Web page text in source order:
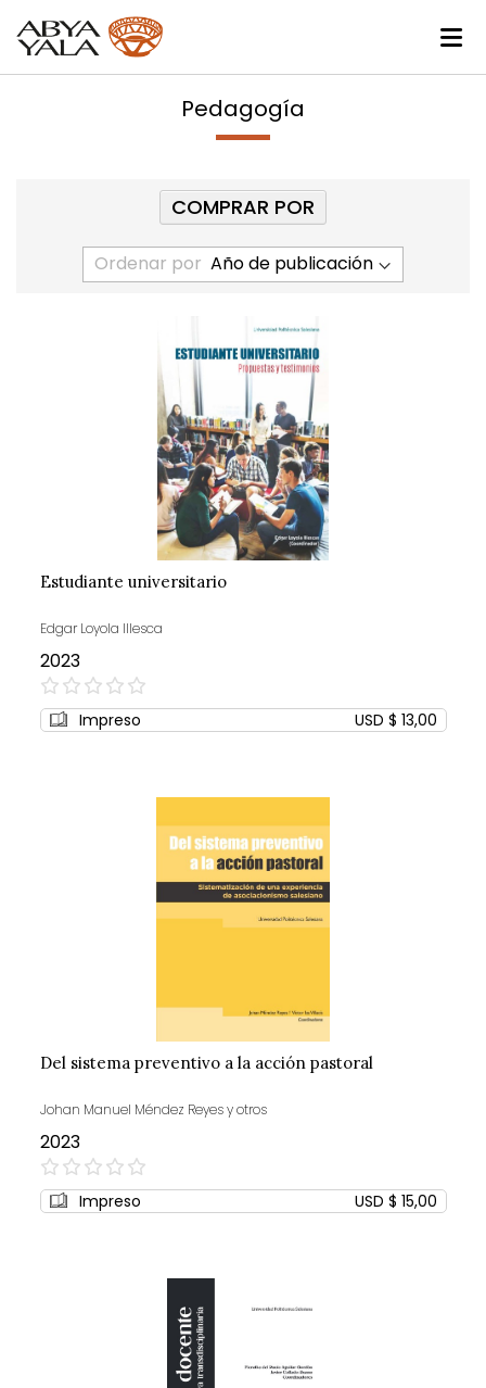
Pedagogía
Ordenar por
Estudiante universitario
Edgar Loyola Illesca
2023
0%
Impreso USD $ 13,00
Del sistema preventivo a la acción pastoral
Johan Manuel Méndez Reyes y otros
2023
0%
Impreso USD $ 15,00
COMPRAR POR